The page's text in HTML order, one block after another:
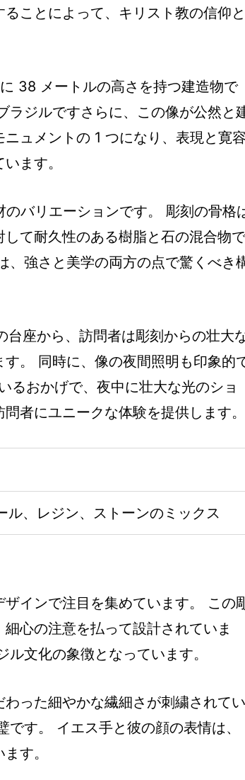
ことによって、キリスト教の信仰と
38 メートルの高さを持つ建造物で
ラジルですさらに、この像が公然と
ュメントの 1 つになり、表現と寛
ます。
バリエーションです。 彫刻の骨格
て耐久性のある樹脂と石の混合物で
、強さと美学の両方の点で驚くべき
座から、訪問者は彫刻からの壮大
。 同時に、像の夜間照明も印象的
るおかげで、夜中に壮大な光のショ
者にユニークな体験を提供します。
ル、レジン、ストーンのミックス
インで注目を集めています。 この
心の注意を払って設計されていま
文化の象徴となっています。
った細やかな繊細さが刺繍されてい
す。 イエス手と彼の顔の表情は、
す。